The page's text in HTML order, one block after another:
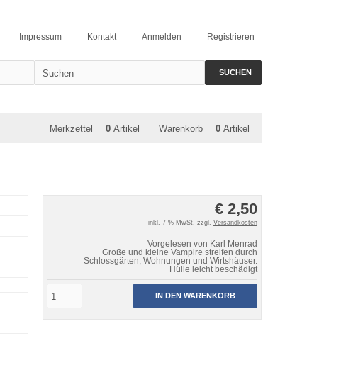
Registrieren
Anmelden
Kontakt
Impressum
SUCHEN
Warenkorb 0 Artikel
Merkzettel 0 Artikel
€ 2,50
inkl. 7 % MwSt. zzgl. Versandkosten
Vorgelesen von Karl Menrad
Große und kleine Vampire streifen durch
Schlossgärten, Wohnungen und Wirtshäuser.
Hülle leicht beschädigt
IN DEN WARENKORB